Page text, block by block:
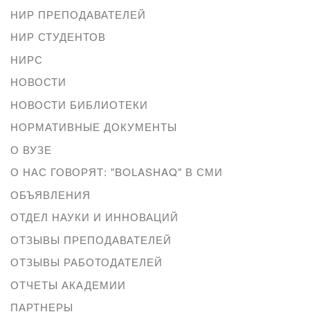
НИР ПРЕПОДАВАТЕЛЕЙ
НИР СТУДЕНТОВ
НИРС
НОВОСТИ
НОВОСТИ БИБЛИОТЕКИ
НОРМАТИВНЫЕ ДОКУМЕНТЫ
О ВУЗЕ
О НАС ГОВОРЯТ: "BOLASHAQ" В СМИ
ОБЪЯВЛЕНИЯ
ОТДЕЛ НАУКИ И ИННОВАЦИЙ
ОТЗЫВЫ ПРЕПОДАВАТЕЛЕЙ
ОТЗЫВЫ РАБОТОДАТЕЛЕЙ
ОТЧЕТЫ АКАДЕМИИ
ПАРТНЕРЫ